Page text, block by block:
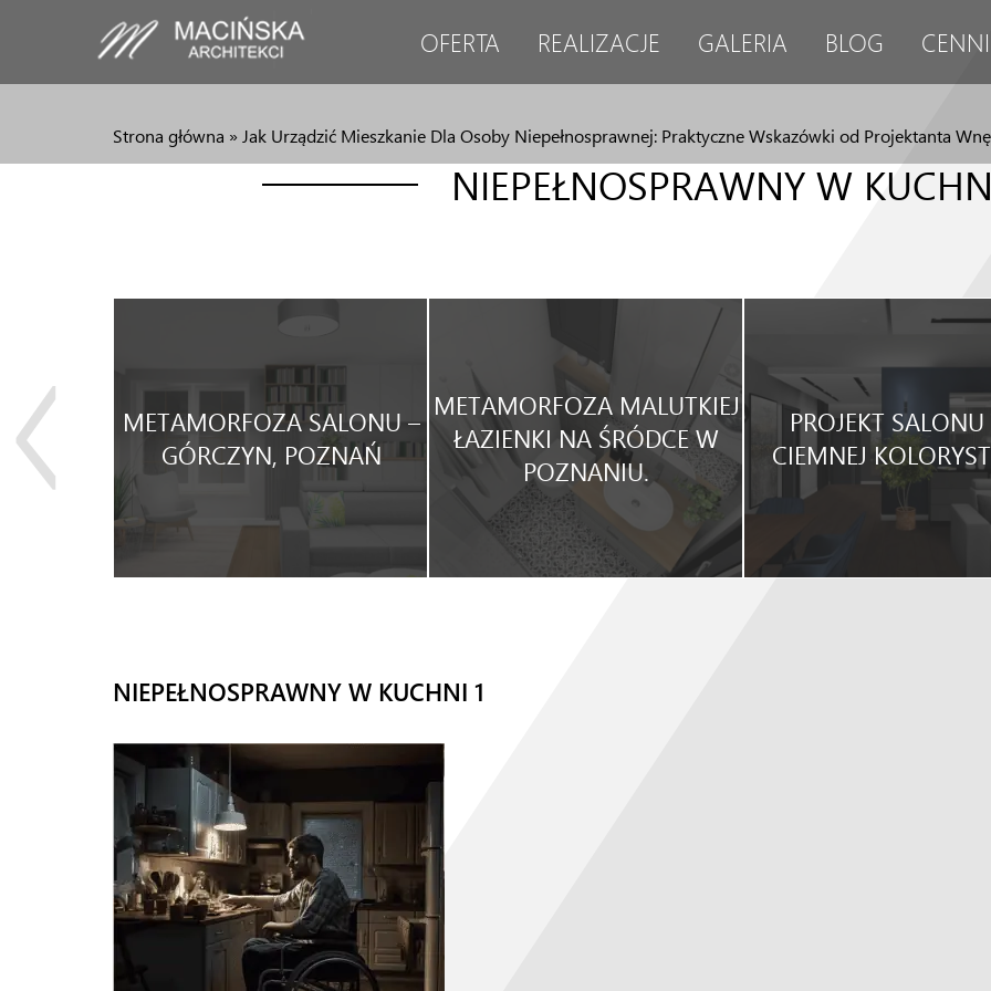
OFERTA REALIZACJE GALERIA BLOG
Strona główna » Jak Urządzić Mieszkanie Dla Osoby Niepełnosprawnej: Praktyczne Wskazówki od Projektanta
NIEPEŁNOSPRAWNY W
METAMORFOZA SALONU –
GÓRCZYN, POZNAŃ
METAMORFOZA MALUTKIEJ
ŁAZIENKI NA ŚRÓDCE W
POZNANIU.
PROJEKT
CIEMNEJ
NIEPEŁNOSPRAWNY W KUCHNI 1